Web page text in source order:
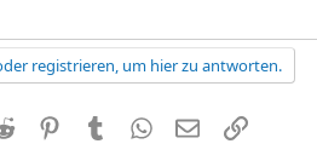
registrieren, um hier zu antworten.
Reddit PinterestTumblr WhatsApp
E-MailLink